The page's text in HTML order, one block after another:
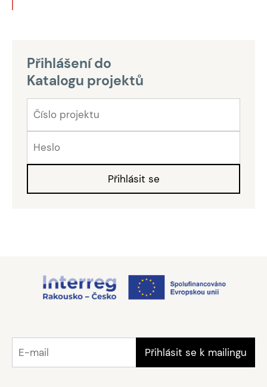
Přihlášení do
Katalogu projektů